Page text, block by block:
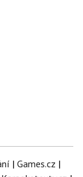
| Games.cz |